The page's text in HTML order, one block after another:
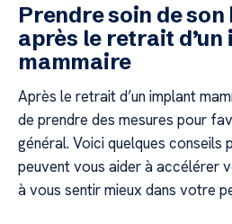
Prendre soin de
après le retrait
mammaire
Après le retrait d’un implant
de prendre des mesures pour
général. Voici quelques
peuvent vous aider à accélérer
à vous sentir mieux dans votre